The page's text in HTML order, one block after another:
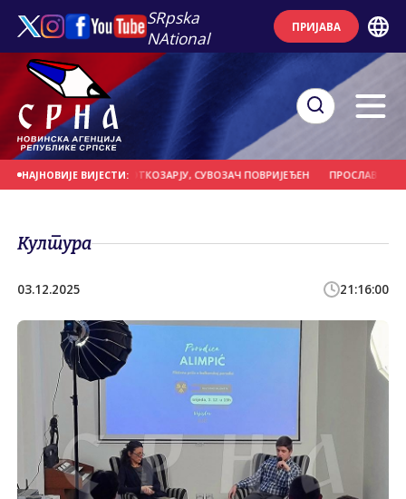
SRpska
NAtional
ПРИЈАВА
НАЈНОВИЈЕ ВИЈЕСТИ:
У УДЕСУ У ПОТКОЗАРЈУ, СУВОЗАЧ ПОВРИЈЕЂЕН ПРОСЛАВЉЕНА
Култура
03.12.2025 21:16:00